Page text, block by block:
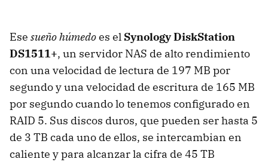
Ese sueño húmedoes el Synology DiskStation
DS1511+, un servidor NAS de alto rendimiento
con una velocidad de lectura de 197 MB por
segundo y una velocidad de escritura de 165 MB
por segundo cuando lo tenemos configurado en
RAID 5. Sus discos duros, que pueden ser hasta 5
de 3 TB cada uno de ellos, se intercambian en
caliente y para alcanzar la cifra de 45 TB